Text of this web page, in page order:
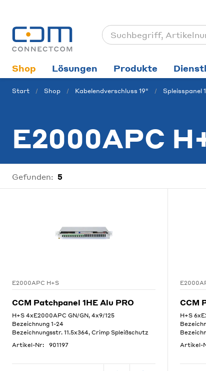
Shop Lösungen Produkte
Start Shop Kabelendverschluss 19" Spleisspanel
E2000APC
Gefunden: 5
E2000APC H+S
CCM Patchpanel 1HE Alu PRO
H+S 4xE2000APC GN/GN, 4x9/125
Bezeichnung 1-24
Bezeichnungsstr. 11.5x364, Crimp Spleißschutz
Artikel-Nr:
901197
CCM
H+S
Artikel-